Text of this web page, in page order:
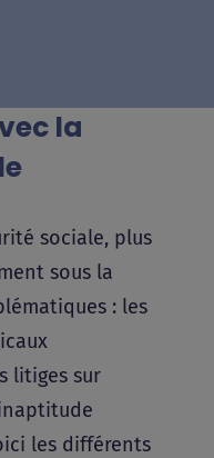
la
sociale, plus
sous la
: les
litiges sur
les différents